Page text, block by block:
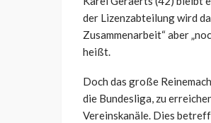
der Lizenzabteilung wird
Zusammenarbeit“ aber
heißt.
Doch das große
die Bundesliga, zu
Vereinskanäle. Dies